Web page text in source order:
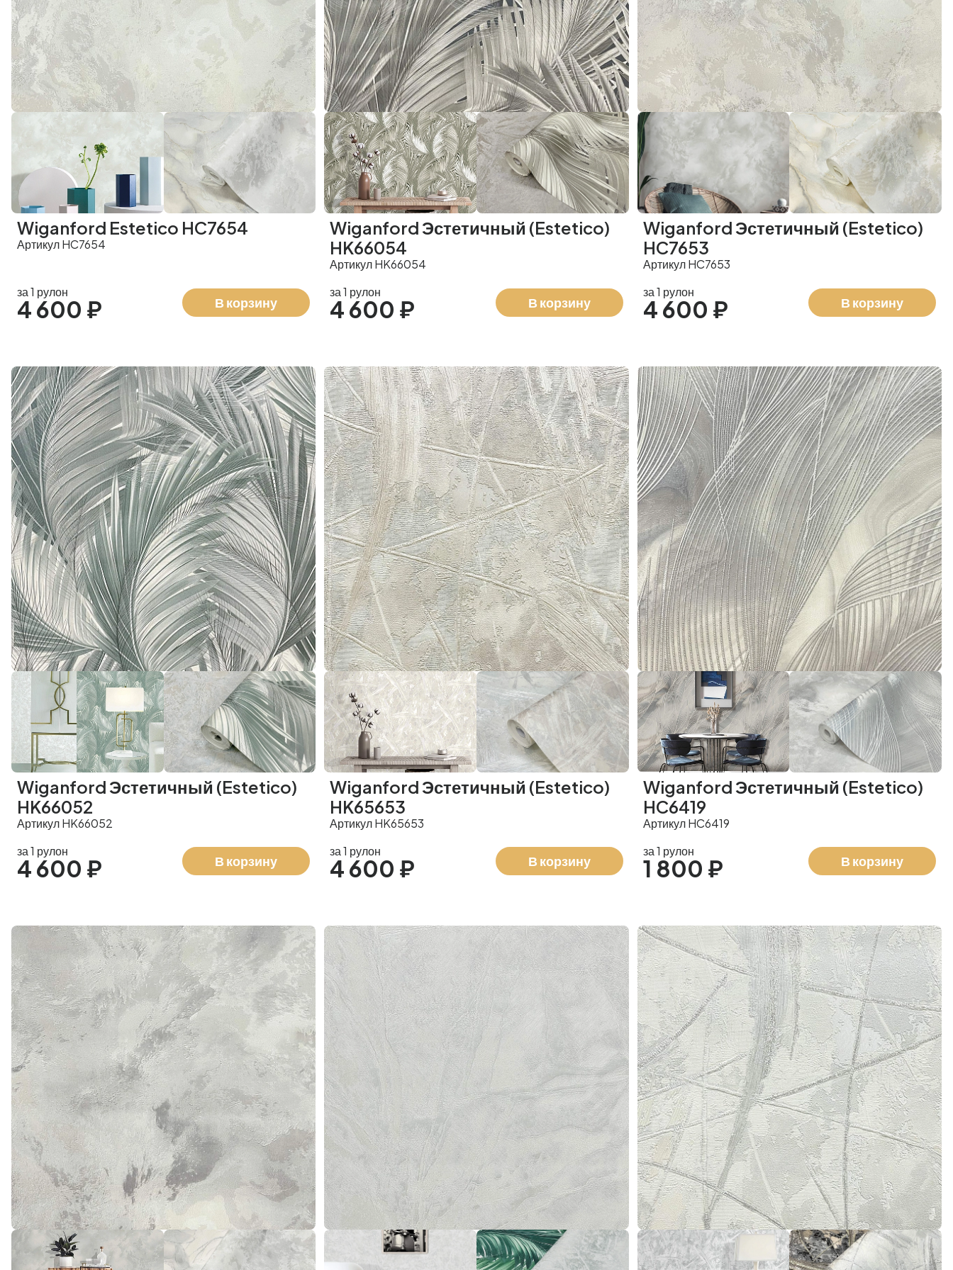
Wiganford Estetico HC7654
Артикул HC7654
за 1 рулон
4 600 ₽ В корзину
Wiganford Эстетичный (Estetico)
HK66054
Артикул HK66054
за 1 рулон
4 600 ₽ В корзину
Wiganford Эстетичный (Estetico)
HC7653
Артикул HC7653
за 1 рулон
4 600 ₽ В корзину
Wiganford Эстетичный (Estetico)
HK66052
Артикул HK66052
за 1 рулон
4 600 ₽ В корзину
Wiganford Эстетичный (Estetico)
HK65653
Артикул HK65653
за 1 рулон
4 600 ₽ В корзину
Wiganford Эстетичный (Estetico)
HC6419
Артикул HC6419
за 1 рулон
1 800 ₽ В корзину